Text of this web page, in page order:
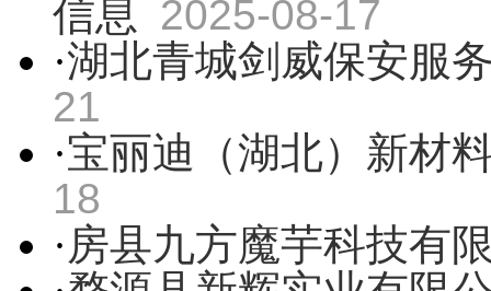
信息 2025-08-17
·湖北青城剑威保安服
21
·宝丽迪（湖北）新材
18
· 房县九方魔芋科技有